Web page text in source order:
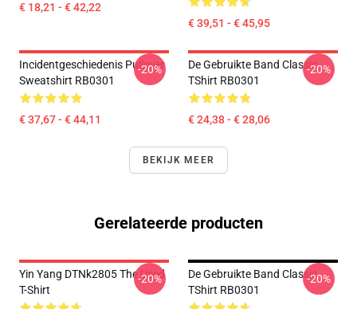
€ 18,21 - € 42,22
€ 39,51 - € 45,95
Incidentgeschiedenis Pullover
Sweatshirt RB0301
€ 37,67 - € 44,11
-20%
De Gebruikte Band Classic
TShirt RB0301
€ 24,38 - € 28,06
-20%
BEKIJK MEER
Gerelateerde producten
Yin Yang DTNk2805 The Used
T-Shirt
-20%
De Gebruikte Band Classic
TShirt RB0301
-20%